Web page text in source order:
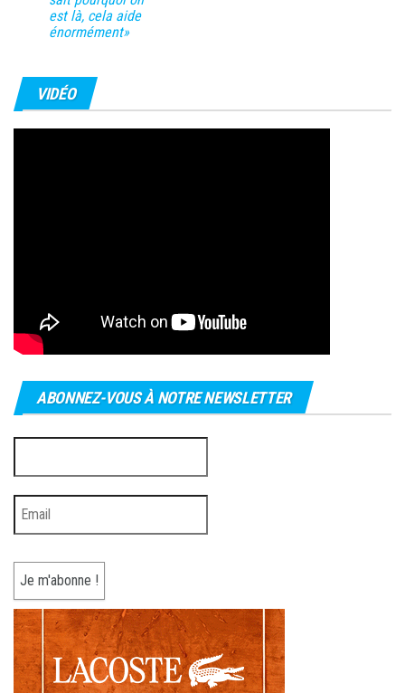
est là, cela aide
énormément»
VIDÉO
ABONNEZ-VOUS À NOTRE NEWSLETTER